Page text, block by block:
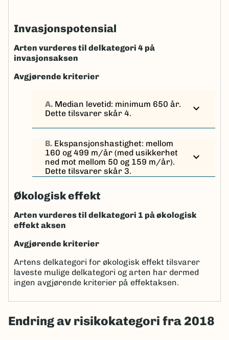
Invasjonspotensial
Arten vurderes til delkategori 4 på
invasjonsaksen
Avgjørende kriterier
A. Median levetid: minimum 650 år.
Dette tilsvarer skår 4.
expand_more
B. Ekspansjonshastighet: mellom
160 og 499 m/år (med usikkerhet
ned mot mellom 50 og 159 m/år).
Dette tilsvarer skår 3.
expand_more
Økologisk effekt
Arten vurderes til delkategori 1 på økologisk
effekt aksen
Avgjørende kriterier
Artens delkategori for økologisk effekt tilsvarer
laveste mulige delkategori og arten har dermed
ingen avgjørende kriterier på effektaksen.
Endring av risikokategori fra 2018